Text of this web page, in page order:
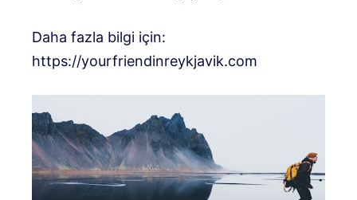
Daha fazla bilgi için:
https://yourfriendinreykjavik.com